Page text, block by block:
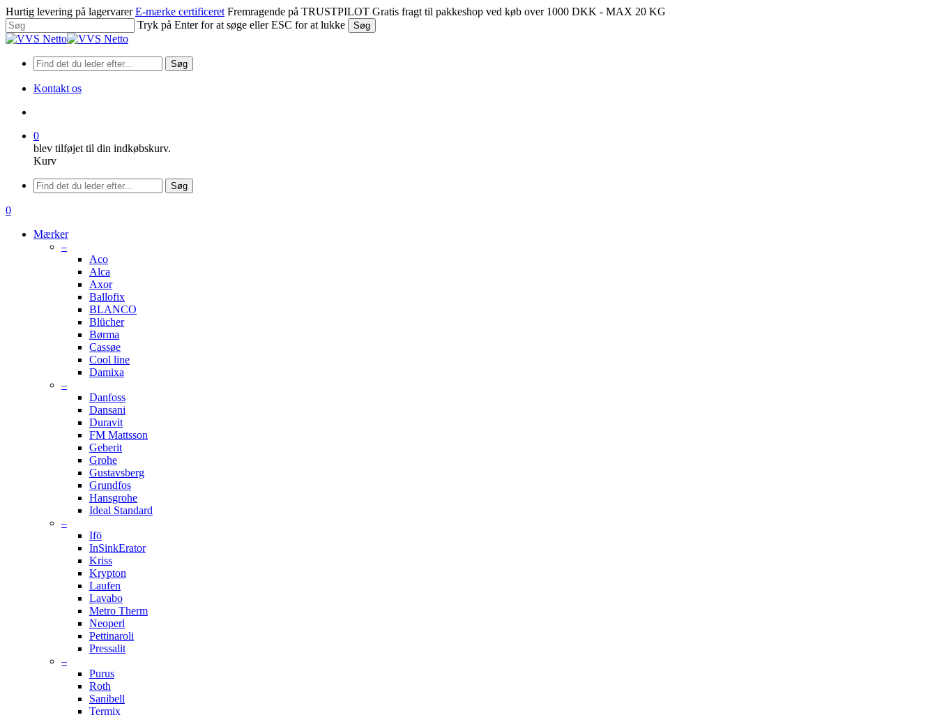
Spring
til
hovedindhold
Hurtig levering på lagervarer E-mærke certificeret Fremragende på TRUSTPILOT Gratis fragt til pakkeshop ved køb over 1000 DKK - MAX 20 KG
Tryk på Enter for at søge eller ESC for at lukke
Søg
Luk
Søg
Kontakt os
0
blev tilføjet til din indkøbskurv.
Kurv
Menu
Søg
søge
0
Mærker
–
Aco
Alca
Axor
Ballofix
BLANCO
Blücher
Børma
Cassøe
Cool line
Damixa
–
Danfoss
Dansani
Duravit
FM Mattsson
Geberit
Grohe
Gustavsberg
Grundfos
Hansgrohe
Ideal Standard
–
Ifö
InSinkErator
Kriss
Krypton
Laufen
Lavabo
Metro Therm
Neoperl
Pettinaroli
Pressalit
–
Purus
Roth
Sanibell
Termix